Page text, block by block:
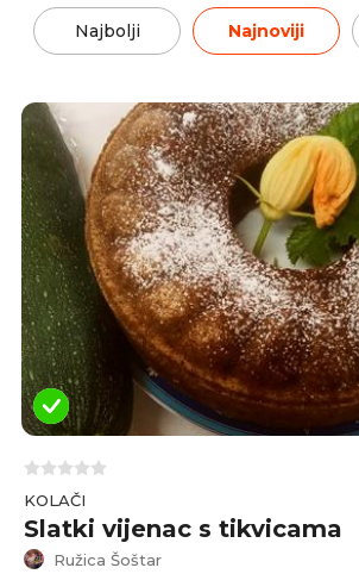
Najbolji Najnoviji
KOLAČI
Slatki vijenac s tikvicama
Ružica Šoštar